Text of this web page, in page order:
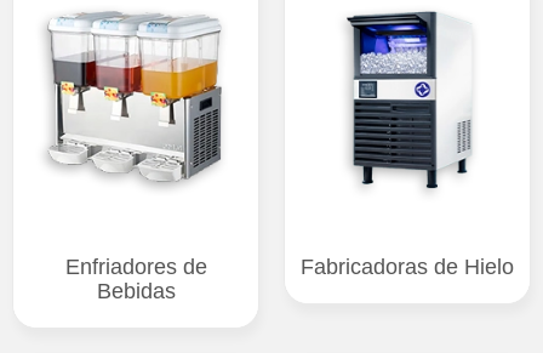
Enfriadores de
Bebidas
Fabricadoras de Hielo